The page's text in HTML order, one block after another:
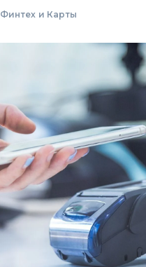
Финтех и Карты